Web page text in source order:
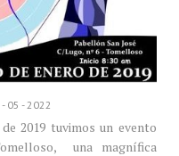
- 05 - 2022
2019 tuvimos un evento
una magnífica